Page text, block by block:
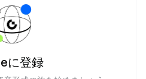
に登録